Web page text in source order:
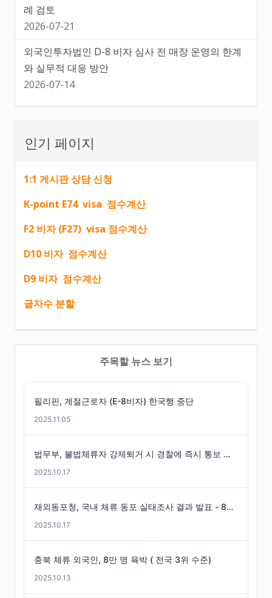
례 검토
2026-07-21
외국인투자법인 D-8 비자 심사 전 매장 운영의 한계
와 실무적 대응 방안
2026-07-14
인기 페이지
1:1 게시판 상담 신청
K-point E74 visa 점수계산
F2 비자 (F27) visa 점수계산
D10 비자 점수계산
D9 비자 점수계산
글자수 분할
주목할 뉴스 보기
필리핀, 계절근로자 (E-8비자) 한국행 중단
2025.11.05
법무부, 불법체류자 강제퇴거 시 경찰에 즉시 통보 제도 마련
2025.10.17
재외동포청, 국내 체류 동포 실태조사 결과 발표 - 86만 명 체류 통계 발표
2025.10.17
충북 체류 외국인, 8만 명 육박 ( 전국 3위 수준)
2025.10.13